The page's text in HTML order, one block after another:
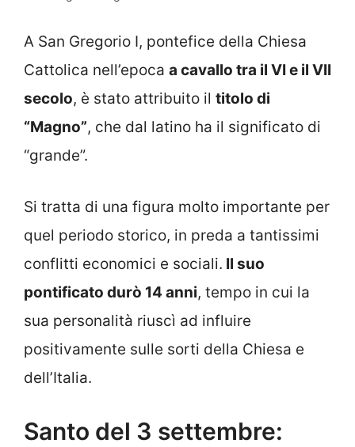
A San Gregorio I, pontefice della Chiesa
Cattolica nell’epoca a cavallo tra il VI e il VII
secolo, è stato attribuito il titolo di
“Magno”, che dal latino ha il significato di
“grande”.
Si tratta di una figura molto importante per
quel periodo storico, in preda a tantissimi
conflitti economici e sociali. Il suo
pontificato durò 14 anni, tempo in cui la
sua personalità riuscì ad influire
positivamente sulle sorti della Chiesa e
dell’Italia.
Santo del 3 settembre: